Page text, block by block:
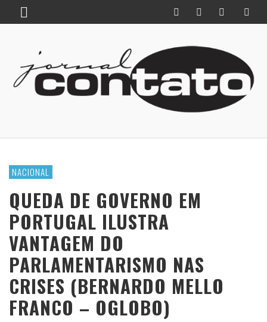
NACIONAL
QUEDA DE GOVERNO EM
PORTUGAL ILUSTRA
VANTAGEM DO
PARLAMENTARISMO NAS
CRISES (BERNARDO MELLO
FRANCO – OGLOBO)